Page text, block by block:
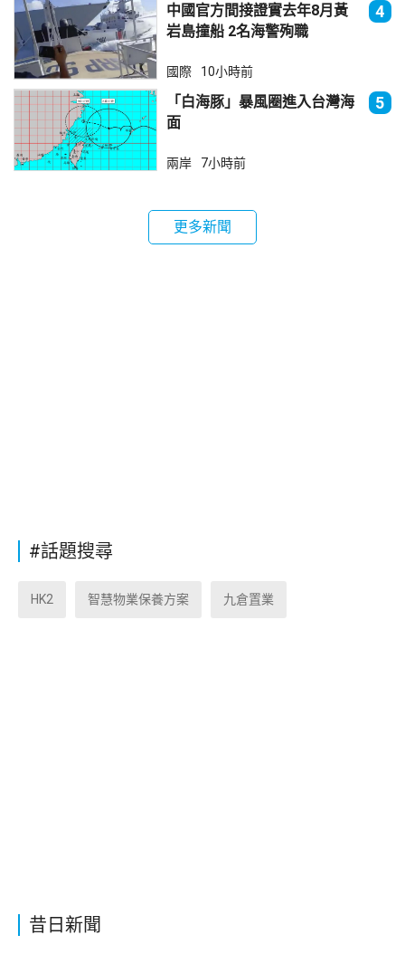
昔日新聞
中國官方間接證實去年8月黃
岩島撞船 2名海警殉職
4
國際 10小時前
「白海豚」暴風圈進入台灣海
面
5
兩岸 7小時前
更多新聞
#話題搜尋
HK2 智慧物業保養方案 九倉置業